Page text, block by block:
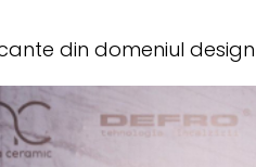
din domeniul